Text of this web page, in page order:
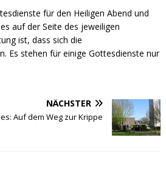
für den Heiligen Abend und
auf der Seite des jeweiligen
ist, dass sich die
Es stehen für einige Gottesdienste nur
NÄCHSTER
Auf dem Weg zur Krippe